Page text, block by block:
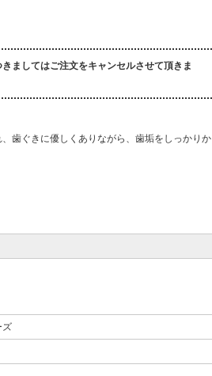
ましてはご注文をキャンセルさせて頂きま
歯ぐきに優しくありながら、歯垢をしっかりか
ズ